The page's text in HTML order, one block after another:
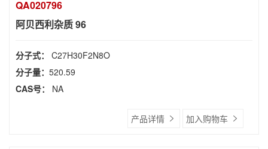
QA020796
阿贝西利杂质 96
分子式： C27H30F2N8O
分子量： 520.59
CAS号：
NA
产品详情 加入购物车